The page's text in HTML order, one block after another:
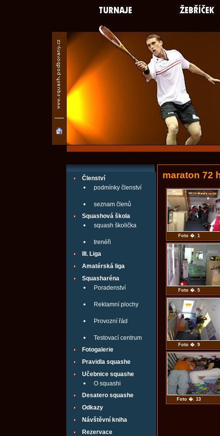
Členství
podmínky členství
seznam členů
Squashová škola
squash školička
trenéři
III. Liga
Amatérská liga
Squasharéna
Poradenství
Reklamní plochy
Provozní řád
Testovací centrum
Fotogalerie
Pravidla squashe
Učebnice squashe
O squashi
Desatero squashe
Odkazy
Návštěvní kniha
Rezervace
maraton 72
Foto �. 1
Foto �. 5
Foto �. 9
Foto �. 13